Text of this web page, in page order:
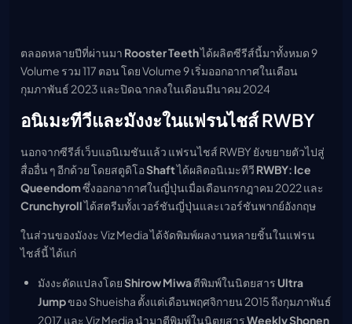
ตลอดหลายปีที่ผ่านมา Rooster Teethได้ผลิตซีรีส์นี้มาทั้งหมด 9
Volume รวม 117 ตอน โดย Volume 9 เริ่มออกอากาศในเดือน
กุมภาพันธ์ 2023 และปิดฉากลงในเดือนมีนาคม 2024
อนิเมะทีวีและมังงะในแฟรนไชส์ RWBY
นอกจากซีรีส์เว็บแอนิเมชันแล้ว แฟรนไชส์ RWBY ยังขยายตัวไปสู่
สื่ออื่น ๆ อีกด้วย โดยสตูดิโอShaftได้ผลิตอนิเมะทีวี RWBY: Ice
Queendomซึ่งออกอากาศในญี่ปุ่นเมื่อเดือนกรกฎาคม 2022 และ
Crunchyrollได้สตรีมทั้งเวอร์ชันญี่ปุ่นและเวอร์ชันพากย์อังกฤษ
ในส่วนของมังงะ Viz Media ได้จัดพิมพ์ผลงานหลายชิ้นในแฟรน
ไชส์นี้ ได้แก่
มังงะดัดแปลงโดยShirow Miwaตีพิมพ์ในนิตยสาร Ultra
Jumpของ Shueisha ตั้งแต่เดือนพฤศจิกายน 2015 ถึงกุมภาพันธ์
2017 และ Viz Media นำมาตีพิมพ์ในนิตยสารWeekly Shonen